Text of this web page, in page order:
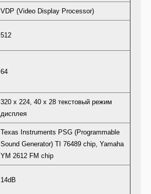
VDP (Video Display Processor)
512
64
320 x 224, 40 x 28 текстовый режим
дисплея
Texas Instruments PSG (Programmable
Sound Generator) TI 76489 chip, Yamaha
YM 2612 FM chip
14dB